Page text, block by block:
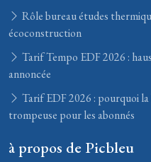
Rôle bureau études
écoconstruction
Tarif Tempo EDF 2026 :
annoncée
Tarif EDF 2026 : pourquoi la
trompeuse pour les abonnés
à propos de Picbleu